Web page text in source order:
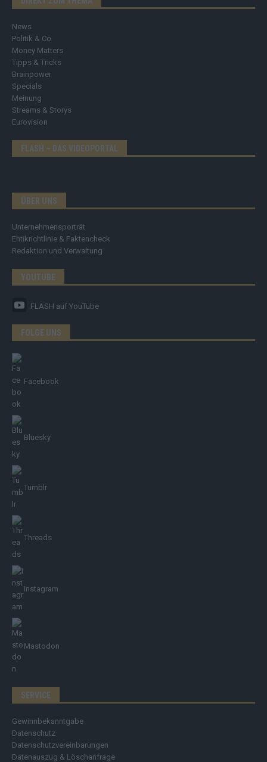
News
Politik & Co
Money Matters
Tipps & Tricks
Brainpower
Specials
Meinung
Streams & Storys
Eurovision
FLASH – DAS VIDEOPORTAL
ÜBER UNS
Unternehmensporträt
Ehtikrichtlinie & Faktencheck
Redaktion und Verwaltung
YOUTUBE
FLASH auf YouTube
FOLGE UNS
Facebook
Bluesky
Tumblr
Threads
Instagram
Mastodon
SERVICE
Gewinnbekanntgabe
Datenschutz
Datenschutzvereinbarungen
Datenauszug & Löschanfrage